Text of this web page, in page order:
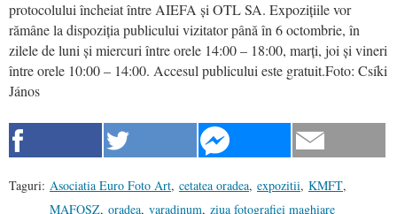
protocolului încheiat între AIEFA și OTL SA. Expozițiilevor
rămâne la dispoziția publicului vizitator pânăîn6 octombrie, în
zilele de luni și miercuri între orele 14:00 – 18:00, marți, joi și vineri
între orele 10:00 – 14:00. Accesul publicului este gratuit.Foto: Csíki
János
Taguri: Asociatia Euro Foto Art, cetatea oradea, expozitii, KMFT,
MAFOSZ, oradea, varadinum, ziua fotografiei maghiare